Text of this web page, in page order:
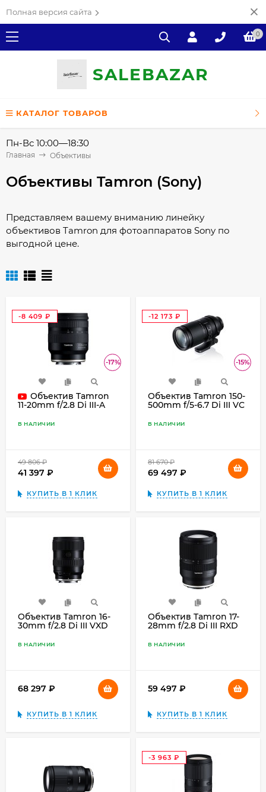
Полная версия сайта
0
SALEВAZAR
КАТАЛОГ ТОВАРОВ
Пн-Вс 10:00—18:30
Главная Объективы
Объективы Tamron (Sony)
Представляем вашему вниманию линейку
объективов Tamron для фотоаппаратов Sony по
выгодной цене.
-17%
-8 409
₽
Объектив Tamron
11-20mm f/2.8 Di III-A
В НАЛИЧИИ
49 806
41 397
КУПИТЬ В 1 КЛИК
-15%
-12 173
₽
Объектив Tamron 150-
500mm f/5-6.7 Di III VC
В НАЛИЧИИ
81 670
69 497
КУПИТЬ В 1 КЛИК
Объектив Tamron 16-
30mm f/2.8 Di III VXD
чёрный
В НАЛИЧИИ
68 297
КУПИТЬ В 1 КЛИК
Объектив Tamron 17-
28mm f/2.8 Di III RXD
В НАЛИЧИИ
59 497
КУПИТЬ В 1 КЛИК
-3 963